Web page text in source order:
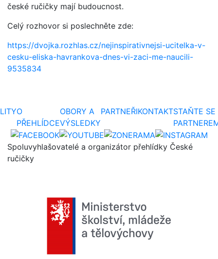
české ručičky mají budoucnost.
Celý rozhovor si poslechněte zde:
https://dvojka.rozhlas.cz/nejinspirativnejsi-ucitelka-v-
cesku-eliska-havrankova-dnes-vi-zaci-me-naucili-
9535834
O
PŘEHLÍDCE
OBORY A
VÝSLEDKY
PARTNEŘIKONTAKTSTAŇTE SE
Spoluvyhlašovatelé a organizátor přehlídky České
ručičky